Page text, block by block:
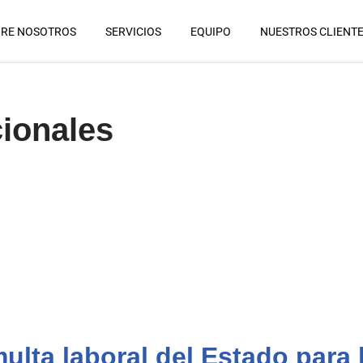
NOSOTROS SERVICIOS EQUIPO NUESTROS
laboral del Estado para